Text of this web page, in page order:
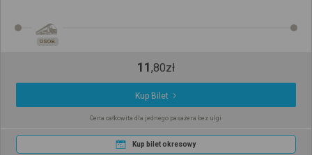
OSOB.
11,80zł
Kup Bilet
Cena całkowita dla jednego pasażera bez ulgi
Kup bilet okresowy